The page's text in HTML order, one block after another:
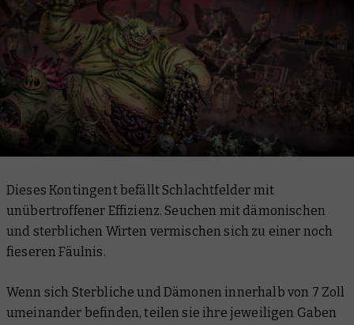
Dieses Kontingent befällt Schlachtfelder mit
unübertroffener Effizienz. Seuchen mit dämonischen
und sterblichen Wirten vermischen sich zu einer noch
fieseren Fäulnis.
Wenn sich Sterbliche und Dämonen innerhalb von 7 Zoll
umeinander befinden, teilen sie ihre jeweiligen Gaben